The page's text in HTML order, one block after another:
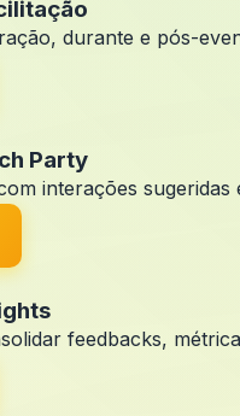
durante e pós-
Party
interações
feedbacks,